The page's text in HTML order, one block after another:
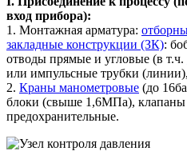
вход прибора):
1. Монтажная арматура:
закладные конструкции (ЗК):
отводы прямые и угловые (в т.ч.
или импульсные трубки
2. Краны манометровые (до
блоки (свыше 1,6МПа),
предохранительные.